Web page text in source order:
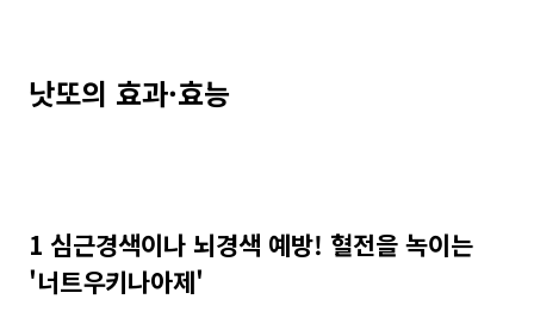
낫또의 효과·효능
1 심근경색이나 뇌경색 예방! 혈전을 녹이는
'너트우키나아제'